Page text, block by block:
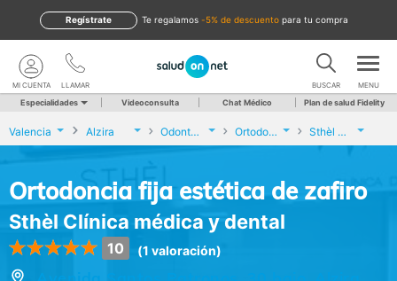
te regalamos -5% de descuento para tu compra
Regístrate
LLAMAR
MI CUENTA BUSCAR MENU
Especialidades Videoconsulta Chat Médico Plan de salud Fidelity
Valencia Alzira Odontología Ortodoncia fija estética de zafiro Sthèl Clínica médica y dental
Ortodoncia fija estética de zafiro
Sthèl Clínica médica y dental
10 (1 valoración)